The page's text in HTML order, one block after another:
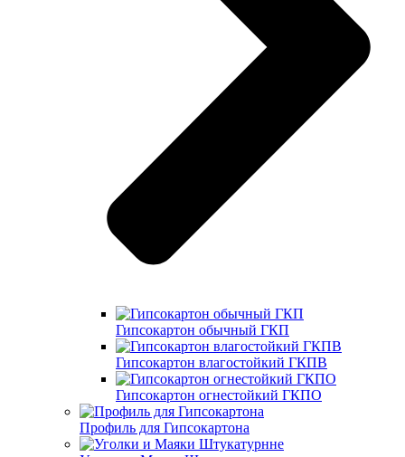
Гипсокартон обычный ГКП
Гипсокартон влагостойкий ГКПВ
Гипсокартон огнестойкий ГКПО
Профиль для Гипсокартона